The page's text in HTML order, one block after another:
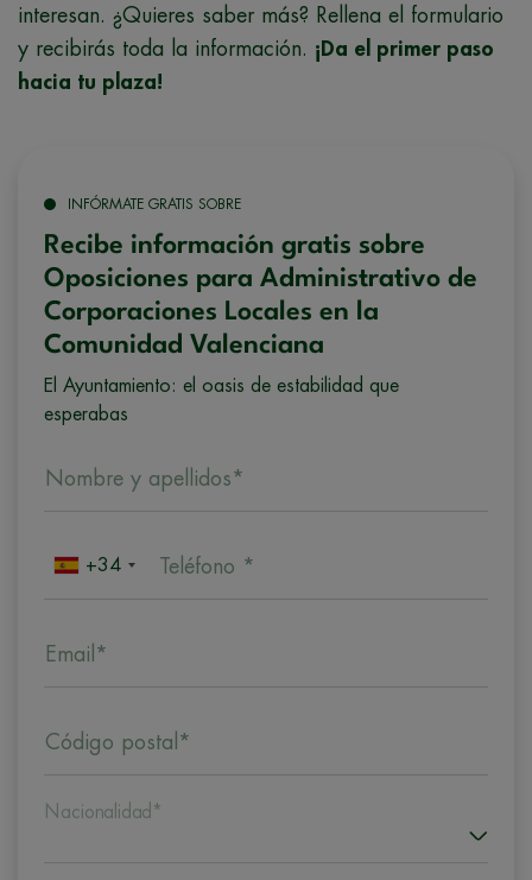
interesan. ¿Quieres saber más? Rellena el formulario
y recibirás toda la información. ¡Da el primer paso
hacia tu plaza!
INFÓRMATE GRATIS SOBRE
Recibe información gratis sobre
Oposiciones para Administrativo de
Corporaciones Locales en la
Comunidad Valenciana
El Ayuntamiento: el oasis de estabilidad que
esperabas
Nombre y apellidos*
+34 Teléfono *
Email*
Código postal*
Nacionalidad*